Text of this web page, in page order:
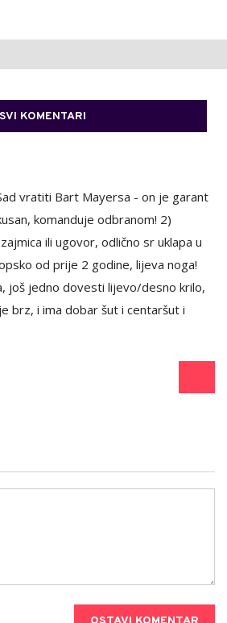
SVI KOMENTARI
vratiti Bart Mayersa - on je garant
komanduje odbranom! 2)
ili ugovor, odlično sr uklapa u
od prije 2 godine, lijeva noga!
još jedno dovesti lijevo/desno krilo,
brz, i ima dobar šut i centaršut i